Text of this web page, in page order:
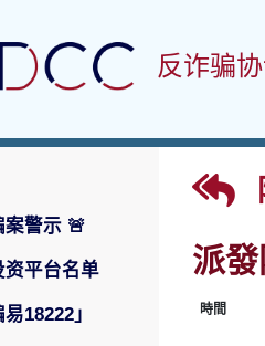
反诈骗
案警示 🚨
资平台名单
易18222」
派發
時間